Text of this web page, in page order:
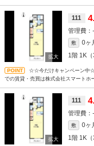
(^^)/☆
111
-
敷 0ヶ
1階 1K
☆☆今だけキャンペーン中
での賃貸・売買は株式会社スマート
(^^)/☆
111
-
敷 0ヶ
1階 1K